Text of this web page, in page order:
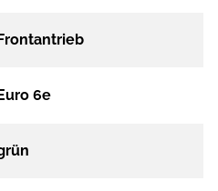
Frontantrieb
Euro 6e